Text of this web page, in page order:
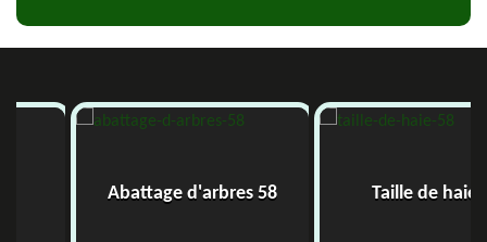
Abattage d'arbres 58 Taille de haie 58